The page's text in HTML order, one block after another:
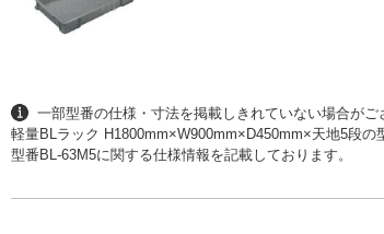
一部型番の仕様・寸法を掲載しきれていない場合が
軽量BLラック H1800mm×W900mm×D450mm×天地5段の
型番BL-63M5に関する仕様情報を記載しております。